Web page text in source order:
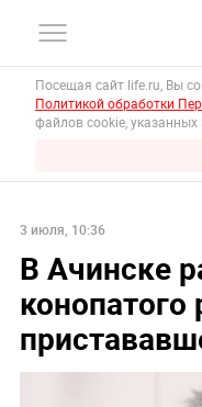
Посещая сайт life.ru, Вы
Политикой обработки
файлов cookie, указанных
3 июля, 10:36
В Ачинске
конопатого